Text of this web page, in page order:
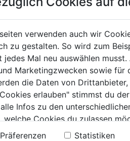
natur 0,5l
0.0 (0)
Nirosta 15
0.0
von
5
Sternen.
2,99€
verwenden auch wir
zu gestalten. So wird zum
Mal neu auswählen
Marketingzwecken sowie für
die Daten von
erlauben" stimmst du
Infos zu den
welche Cookies du zulassen
findest du in unserer
Präferenzen Statistiken